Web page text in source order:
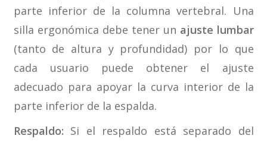
parte inferior de la columna vertebral. Una
silla ergonómica debe tener un ajuste lumbar
(tanto de altura y profundidad) por lo que
cada usuario puede obtener el ajuste
adecuado para apoyar la curva interior de la
parte inferior de la espalda.
Respaldo: Si el respaldo está separado del